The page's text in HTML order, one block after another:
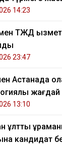
14:23
ТЖД
23:47
Астанада
13:10
ұлттық
кандидат